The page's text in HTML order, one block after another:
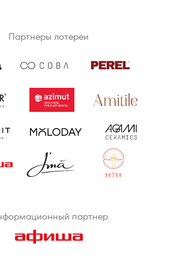
партнер
Партнеры лотереи